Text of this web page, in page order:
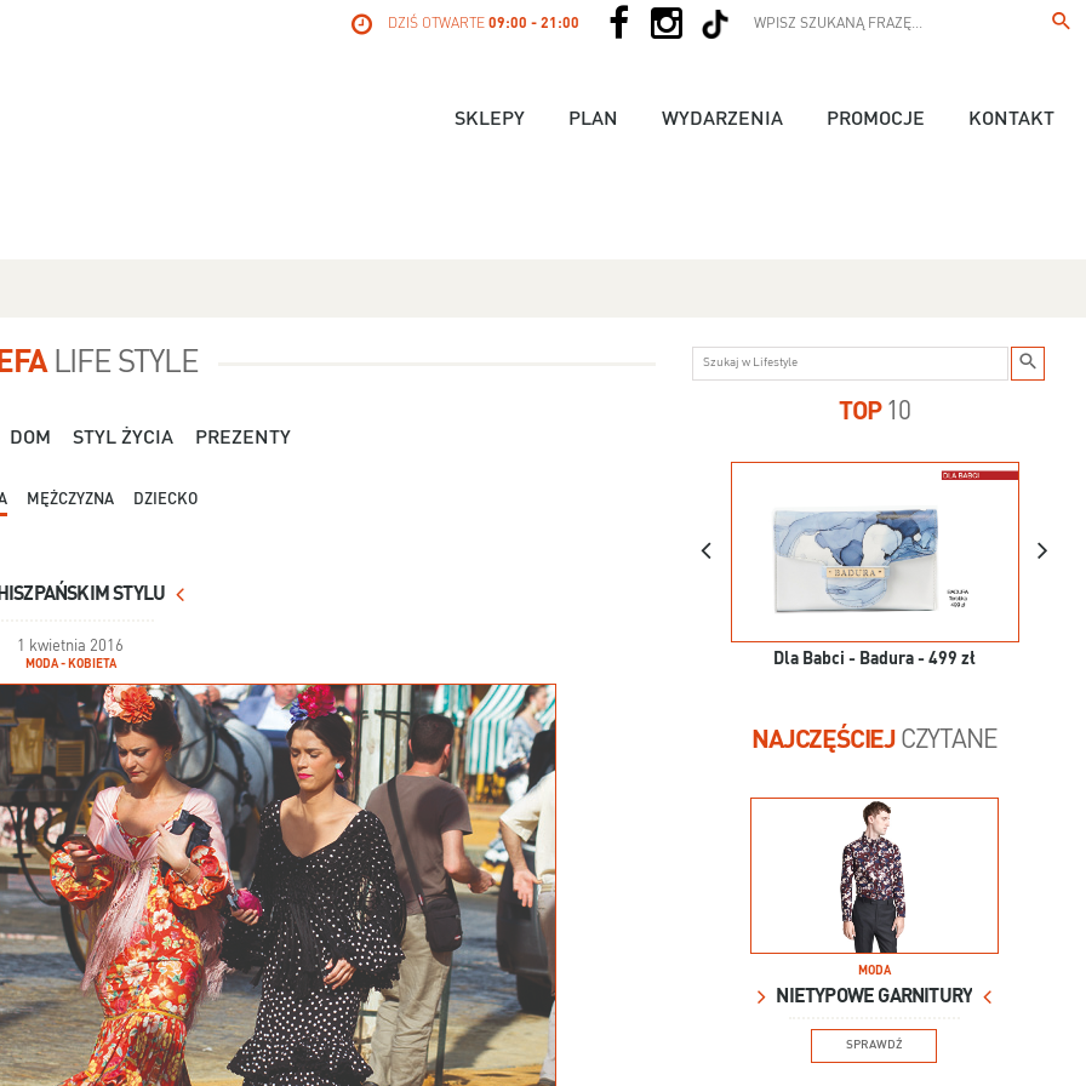
DZIŚ OTWARTE 09:00 - 21:00
SKLEPY PLAN WYDARZENIA PROMOCJE KONTAKT
LIFE STYLE
DOM STYL ŻYCIA PREZENTY
MĘŻCZYZNA DZIECKO
STYLU
1 kwietnia 2016
MODA - KOBIETA
TOP10
Dla Niej - Orsay - 119,99 zł
Dla Babci - Badura - 499 zł
NAJCZĘŚCIEJCZYTANE
MODA
NIETYPOWE GARNITURY
SPRAWDŹ